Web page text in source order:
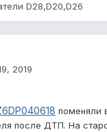
D28,D20,D26
2019
поменяли
после ДТП. На